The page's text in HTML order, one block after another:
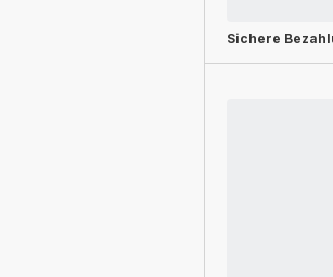
Sichere